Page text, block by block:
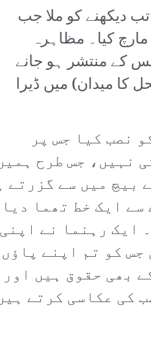
دیکھنے کو ملا جب
کیا۔ مظاہرہ
کے منتشر ہو جانے
کا میدان) میں ڈیرا
نصب کیا جس پر
نہیں، جس طرح
بیچ میں سے
ایک خط تھما
ایک رہنما نے
کو تم اپنے
بھی حقوق ہیں
کی عکاسی کرتے